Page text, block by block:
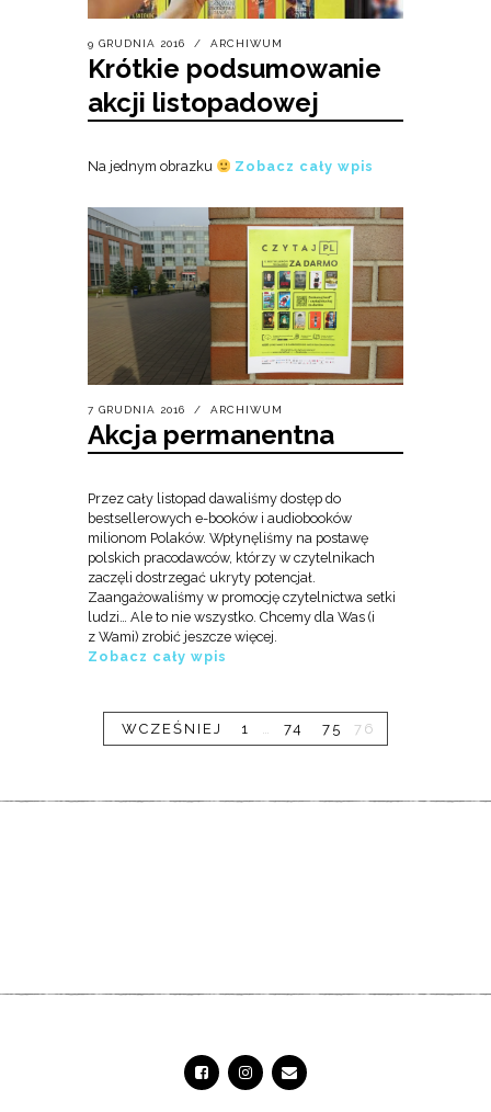
9 GRUDNIA 2016 ARCHIWUM
Krótkie podsumowanie
akcji listopadowej
Na jednym obrazku Zobacz cały wpis
7 GRUDNIA 2016 ARCHIWUM
Akcja permanentna
Przez cały listopad dawaliśmy dostęp do
bestsellerowych e-booków i audiobooków
milionom Polaków. Wpłynęliśmy na postawę
polskich pracodawców, którzy w czytelnikach
zaczęli dostrzegać ukryty potencjał.
Zaangażowaliśmy w promocję czytelnictwa setki
ludzi… Ale to nie wszystko. Chcemy dla Was (i
z Wami) zrobić jeszcze więcej.
Zobacz cały wpis
WCZEŚNIEJ 1 … 74 75 76